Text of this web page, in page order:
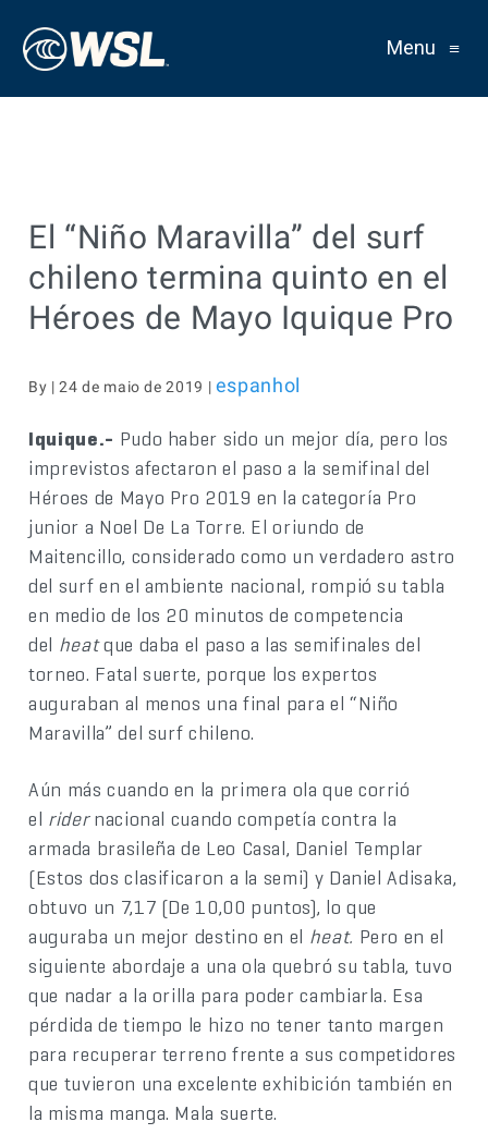
Menu ≡
El “Niño Maravilla” del surf
chileno termina quinto en el
Héroes de Mayo Iquique Pro
By | 24 de maio de 2019 | espanhol
Iquique.- Pudo haber sido un mejor día, pero los
imprevistos afectaron el paso a la semifinal del
Héroes de Mayo Pro 2019 en la categoría Pro
junior a Noel De La Torre. El oriundo de
Maitencillo, considerado como un verdadero astro
del surf en el ambiente nacional, rompió su tabla
en medio de los 20 minutos de competencia
del heatque daba el paso a las semifinales del
torneo. Fatal suerte, porque los expertos
auguraban al menos una final para el “Niño
Maravilla” del surf chileno.
Aún más cuando en la primera ola que corrió
el ridernacional cuando competía contra la
armada brasileña de Leo Casal, Daniel Templar
(Estos dos clasificaron a la semi) y Daniel Adisaka,
obtuvo un 7,17 (De 10,00 puntos), lo que
auguraba un mejor destino en el heat. Pero en el
siguiente abordaje a una ola quebró su tabla, tuvo
que nadar a la orilla para poder cambiarla. Esa
pérdida de tiempo le hizo no tener tanto margen
para recuperar terreno frente a sus competidores
que tuvieron una excelente exhibición también en
la misma manga. Mala suerte.